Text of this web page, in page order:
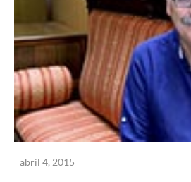
abril 4, 2015